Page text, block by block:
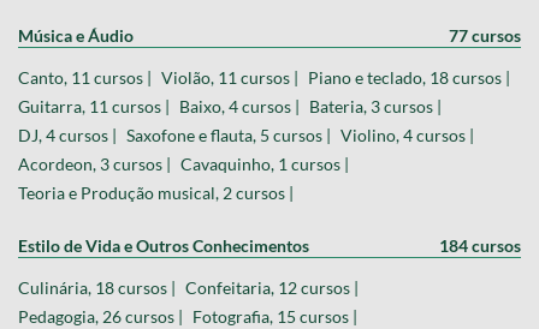
Música e Áudio 77 cursos
Canto, 11 cursos | Violão, 11 cursos | Piano e teclado, 18 cursos |
Guitarra, 11 cursos | Baixo, 4 cursos | Bateria, 3 cursos |
DJ, 4 cursos | Saxofone e flauta, 5 cursos | Violino, 4 cursos |
Acordeon, 3 cursos | Cavaquinho, 1 cursos |
Teoria e Produção musical, 2 cursos |
Estilo de Vida e Outros Conhecimentos 184 cursos
Culinária, 18 cursos | Confeitaria, 12 cursos |
Pedagogia, 26 cursos | Fotografia, 15 cursos |